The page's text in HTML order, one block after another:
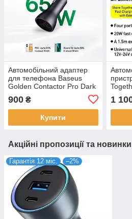
Автомобільний адаптер
для телефона Baseus
Golden Contactor Pro Dark
Gray 65W USB + 2xType-C
(CGJP010013)
900 ₴
Купити
1
Акційні пропозиції та новинки
Гарантія 12 міс. –2%